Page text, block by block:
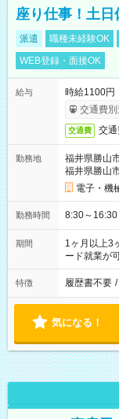
座り仕事！土
派遣 職種未経験OK
WEB登録・面接OK
給与
時給1100円
交通費別
交通費 交通
勤務地
福井県勝山
福井県勝山
電子・機
勤務時間
期間
1ヶ月以上3
ード就業が
特徴 履歴書不要 /
気になる！